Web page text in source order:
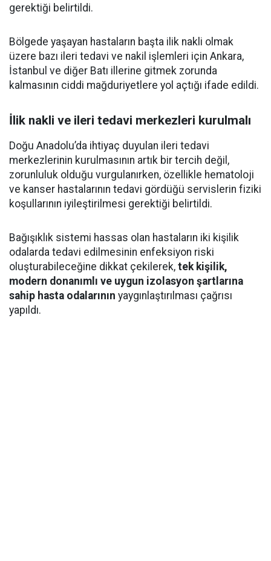
gerektiği belirtildi.
Bölgede yaşayan hastaların başta ilik nakli olmak
üzere bazı ileri tedavi ve nakil işlemleri için Ankara,
İstanbul ve diğer Batı illerine gitmek zorunda
kalmasının ciddi mağduriyetlere yol açtığı ifade edildi.
İlik nakli ve ileri tedavi merkezleri kurulmalı
Doğu Anadolu’da ihtiyaç duyulan ileri tedavi
merkezlerinin kurulmasının artık bir tercih değil,
zorunluluk olduğu vurgulanırken, özellikle hematoloji
ve kanser hastalarının tedavi gördüğü servislerin fiziki
koşullarının iyileştirilmesi gerektiği belirtildi.
Bağışıklık sistemi hassas olan hastaların iki kişilik
odalarda tedavi edilmesinin enfeksiyon riski
oluşturabileceğine dikkat çekilerek, tek kişilik,
modern donanımlı ve uygun izolasyon şartlarına
sahip hasta odalarının yaygınlaştırılması çağrısı
yapıldı.